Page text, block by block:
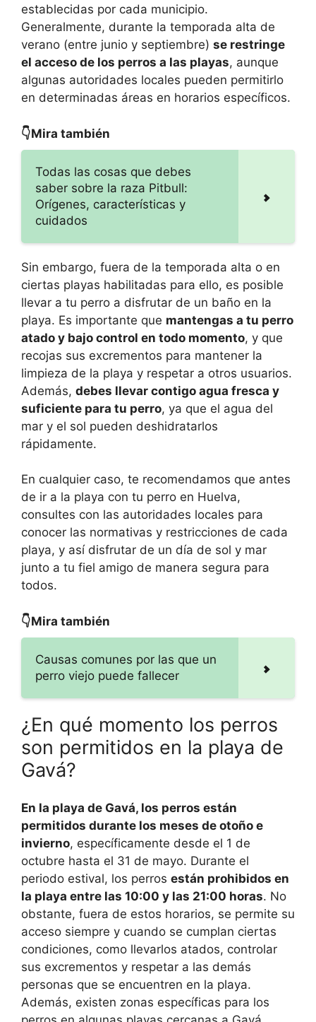
establecidas por cada municipio.
Generalmente, durante la temporada alta de
verano (entre junio y septiembre) se restringe
el acceso de los perros a las playas, aunque
algunas autoridades locales pueden permitirlo
en determinadas áreas en horarios específicos.
👇Mira también
Todas las cosas que debes
saber sobre la raza Pitbull:
Orígenes, características y
cuidados
Sin embargo, fuera de la temporada alta o en
ciertas playas habilitadas para ello, es posible
llevar a tu perro a disfrutar de un baño en la
playa. Es importante que mantengas a tu perro
atado y bajo control en todo momento, y que
recojas sus excrementos para mantener la
limpieza de la playa y respetar a otros usuarios.
Además, debes llevar contigo agua fresca y
suficiente para tu perro, ya que el agua del
mar y el sol pueden deshidratarlos
rápidamente.
En cualquier caso, te recomendamos que antes
de ir a la playa con tu perro en Huelva,
consultes con las autoridades locales para
conocer las normativas y restricciones de cada
playa, y así disfrutar de un día de sol y mar
junto a tu fiel amigo de manera segura para
todos.
👇Mira también
Causas comunes por las que un
perro viejo puede fallecer
¿En qué momento los perros
son permitidos en la playa de
Gavá?
En la playa de Gavá, los perros están
permitidos durante los meses de otoño e
invierno, específicamente desde el 1 de
octubre hasta el 31 de mayo. Durante el
periodo estival, los perros están prohibidos en
la playa entre las 10:00 y las 21:00 horas. No
obstante, fuera de estos horarios, se permite su
acceso siempre y cuando se cumplan ciertas
condiciones, como llevarlos atados, controlar
sus excrementos y respetar a las demás
personas que se encuentren en la playa.
Además, existen zonas específicas para los